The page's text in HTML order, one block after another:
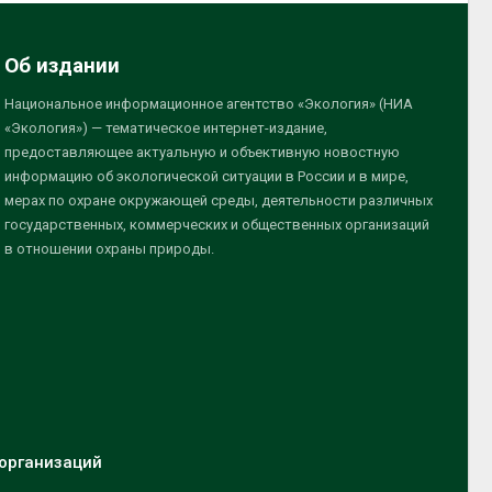
Об издании
Национальное информационное агентство «Экология» (НИА
«Экология») — тематическое интернет-издание,
предоставляющее актуальную и объективную новостную
информацию об экологической ситуации в России и в мире,
мерах по охране окружающей среды, деятельности различных
государственных, коммерческих и общественных организаций
в отношении охраны природы.